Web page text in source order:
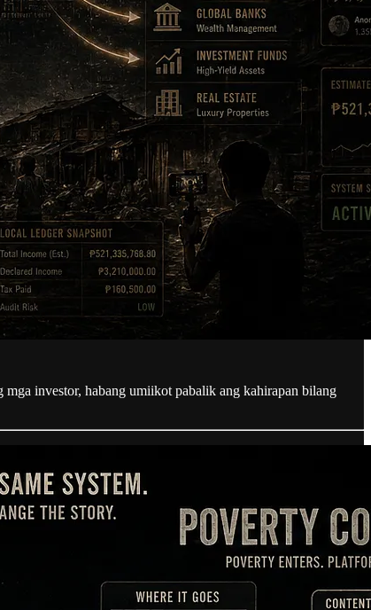
investor, habang umiikot pabalik ang kahirapan bilang